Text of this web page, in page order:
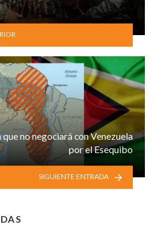
que no negociará con Venezuela
por el Esequibo
SIGUIENTE ENTRADA